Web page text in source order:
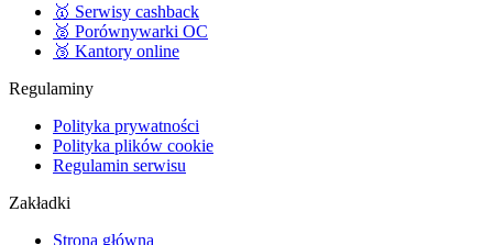
🥇 Serwisy cashback
🥈 Porównywarki OC
🥉 Kantory online
Regulaminy
Polityka prywatności
Polityka plików cookie
Regulamin serwisu
Zakładki
Strona główna